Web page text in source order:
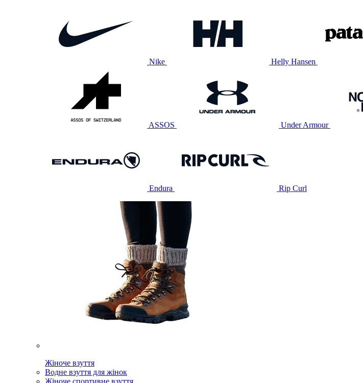
Nike Helly Hansen
ASSOS Under Armour
Endura Rip Curl
Жіноче взуття
Водне взуття для жінок
Жіноче спортивне взуття